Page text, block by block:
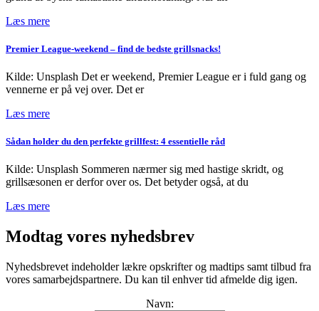
Læs mere
Premier League-weekend – find de bedste grillsnacks!
Kilde: Unsplash Det er weekend, Premier League er i fuld gang og
vennerne er på vej over. Det er
Læs mere
Sådan holder du den perfekte grillfest: 4 essentielle råd
Kilde: Unsplash Sommeren nærmer sig med hastige skridt, og
grillsæsonen er derfor over os. Det betyder også, at du
Læs mere
Modtag vores nyhedsbrev
Nyhedsbrevet indeholder lækre opskrifter og madtips samt tilbud fra
vores samarbejdspartnere. Du kan til enhver tid afmelde dig igen.
Navn: